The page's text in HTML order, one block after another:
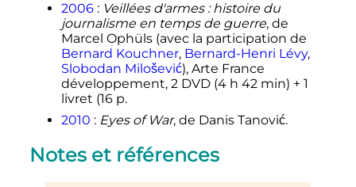
2006 : Veillées d'armes : histoire du
journalisme en temps de guerre, de
Marcel Ophüls (avec la participation de
Bernard Kouchner, Bernard-Henri Lévy,
Slobodan Milošević), Arte France
développement, 2 DVD (4 h 42 min) + 1
livret (16 p.
2010 : Eyes of War, de Danis Tanović.
Notes et références